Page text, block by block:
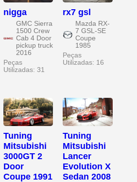
nigga
GMC Sierra
1500 Crew
Cab 4 Door
pickup truck
2016
Peças
Utilizadas: 31
rx7 gsl
Mazda RX-
7 GSL-SE
Coupe
1985
Peças
Utilizadas: 16
Tuning
Mitsubishi
3000GT 2
Door
Coupe 1991
Tuning
Mitsubishi
Lancer
Evolution X
Sedan 2008